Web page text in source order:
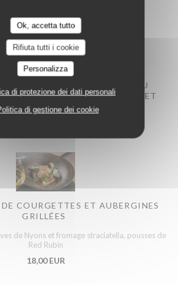
Ok, accetta tutto
Rifiuta tutti i cookie
Personalizza
di protezione dei dati personali
di gestione dei cookie
TOMATES ET PASTÈQUES AU
AU PAIN DE MIE MAISON ET
COPPA
COURGETTES ET AUBERGINES
GRILLÉES
de Nyons et fromage straciatella, pousses de
Red Rubin
18,00 EUR